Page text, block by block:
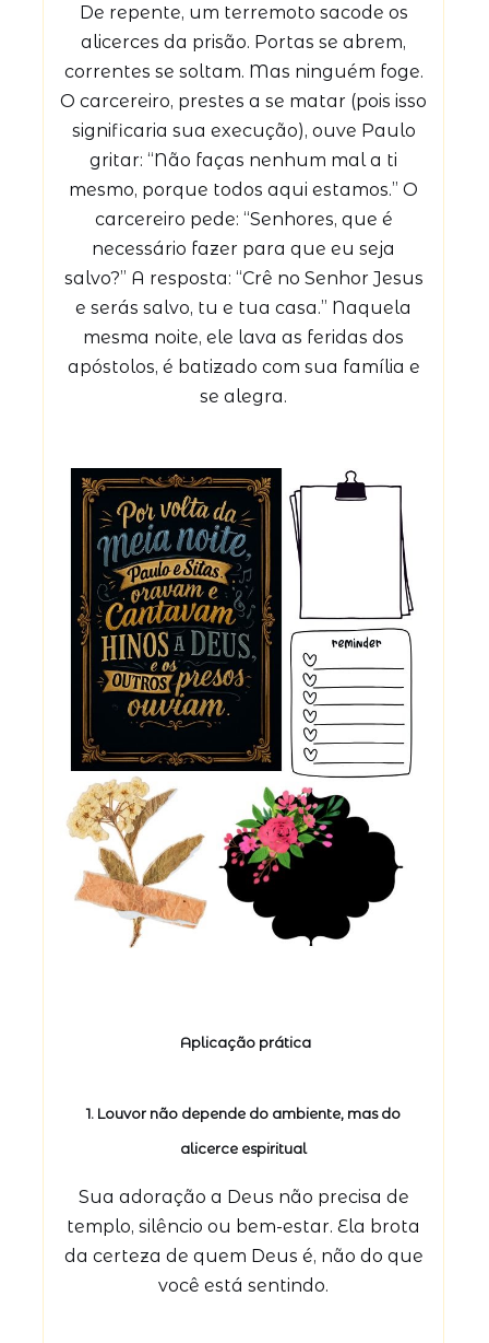
De repente, um terremoto sacode os
alicerces da prisão. Portas se abrem,
correntes se soltam. Mas ninguém foge.
O carcereiro, prestes a se matar (pois isso
significaria sua execução), ouve Paulo
gritar: “Não faças nenhum mal a ti
mesmo, porque todos aqui estamos.” O
carcereiro pede: “Senhores, que é
necessário fazer para que eu seja
salvo?” A resposta: “Crê no Senhor Jesus
e serás salvo, tu e tua casa.” Naquela
mesma noite, ele lava as feridas dos
apóstolos, é batizado com sua família e
se alegra.
Aplicação prática
1. Louvor não depende do ambiente, mas do
alicerce espiritual
Sua adoração a Deus não precisa de
templo, silêncio ou bem-estar. Ela brota
da certeza de quem Deus é, não do que
você está sentindo.